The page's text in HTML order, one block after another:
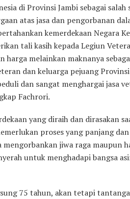
di Provinsi Jambi sebagai
atas jasa dan pengorbanan
kemerdekaan Negara
tali kasih kepada Legiun
harga melainkan maknanya
dan keluarga pejuang
dan sangat menghargai jasa
Fachrori.
yang diraih dan dirasakan
proses yang panjang
jiwa raga maupun
untuk menghadapi bangsa
75 tahun, akan tetapi